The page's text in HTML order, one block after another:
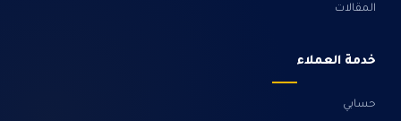
المقالات
خدمة العملاء
حسابي